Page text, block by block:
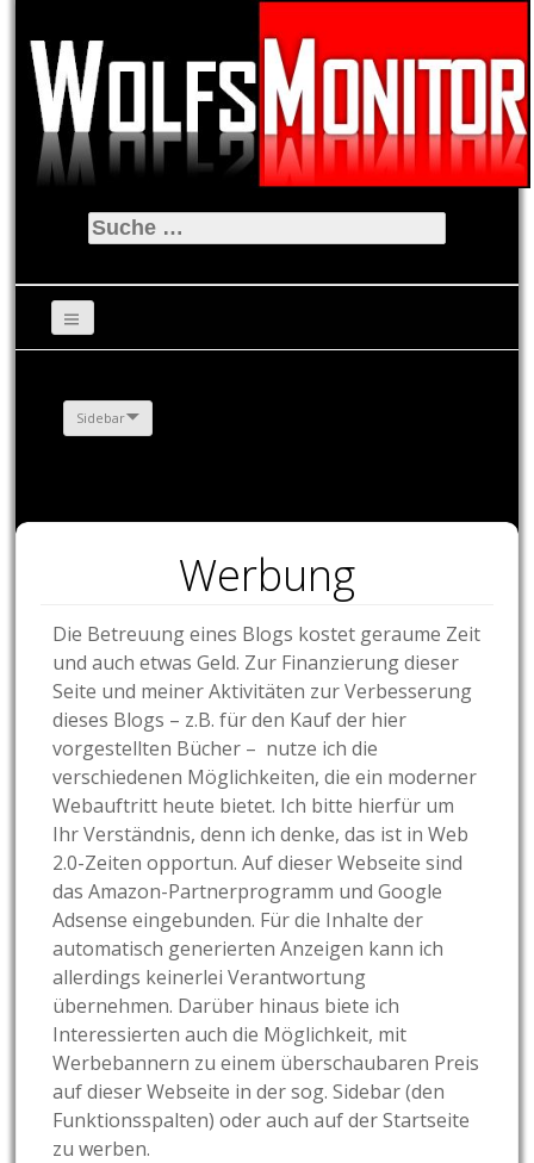
Suche
nach:
Sidebar
Werbung
Die Betreuung eines Blogs kostet geraume Zeit
und auch etwas Geld. Zur Finanzierung dieser
Seite und meiner Aktivitäten zur Verbesserung
dieses Blogs – z.B. für den Kauf der hier
vorgestellten Bücher – nutze ich die
verschiedenen Möglichkeiten, die ein moderner
Webauftritt heute bietet. Ich bitte hierfür um
Ihr Verständnis, denn ich denke, das ist in Web
2.0-Zeiten opportun. Auf dieser Webseite sind
das Amazon-Partnerprogramm und Google
Adsense eingebunden. Für die Inhalte der
automatisch generierten Anzeigen kann ich
allerdings keinerlei Verantwortung
übernehmen. Darüber hinaus biete ich
Interessierten auch die Möglichkeit, mit
Werbebannern zu einem überschaubaren Preis
auf dieser Webseite in der sog. Sidebar (den
Funktionsspalten) oder auch auf der Startseite
zu werben.